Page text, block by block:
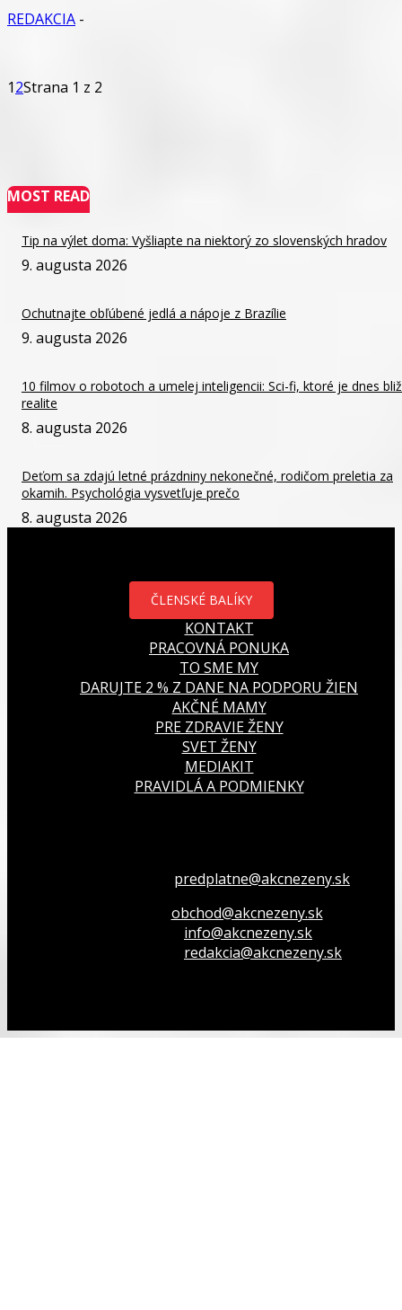
REDAKCIA -
12Strana 1 z 2
MOST READ
Tip na výlet doma: Vyšliapte na niektorý zo slovenských hradov
9. augusta 2026
Ochutnajte obľúbené jedlá a nápoje z Brazílie
9. augusta 2026
10 filmov o robotoch a umelej inteligencii: Sci-fi, ktoré je dnes
realite
8. augusta 2026
Deťom sa zdajú letné prázdniny nekonečné, rodičom preletia za
okamih. Psychológia vysvetľuje prečo
8. augusta 2026
ČLENSKÉ BALÍKY
KONTAKT
PRACOVNÁ PONUKA
TO SME MY
DARUJTE 2 % Z DANE NA PODPORU ŽIEN
AKČNÉ MAMY
PRE ZDRAVIE ŽENY
SVET ŽENY
MEDIAKIT
PRAVIDLÁ A PODMIENKY
predplatne@akcnezeny.sk
obchod@akcnezeny.sk
info@akcnezeny.sk
redakcia@akcnezeny.sk